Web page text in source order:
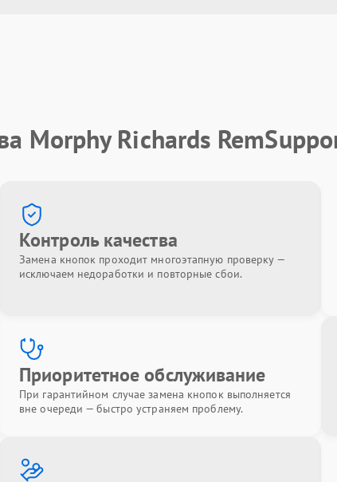
Morphy Richards
Контроль качества
Замена кнопок проходит многоэтапную проверку —
исключаем недоработки и повторные сбои.
Приоритетное обслуживание
При гарантийном случае замена кнопок выполняется
вне очереди — быстро устраняем проблему.